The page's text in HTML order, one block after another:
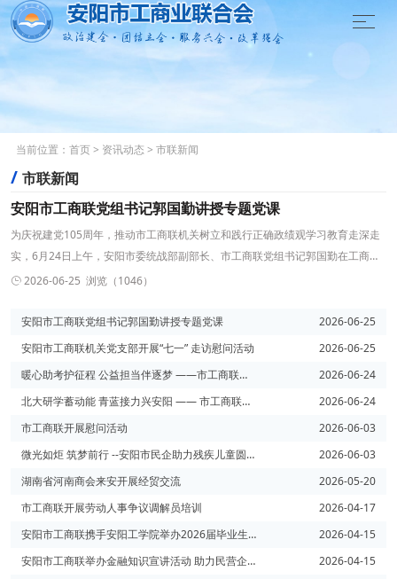

当前位置： 首页> 资讯动态 > 市联新闻
/ 市联新闻
安阳市工商联党组书记郭国勤讲授专题党课
为庆祝建党105周年，推动市工商联机关树立和践行正确政绩观学习教育走深走
实，6月24日上午，安阳市委统战部副部长、市工商联党组书记郭国勤在工商联
机关党支部讲授专题党课，围绕“树立正确政绩观，践行为企初心使命”这一主
际，深刻阐述了树立和践行正确政绩观的重要意义，通过生动案例教育大家什么
是正确的政绩观，同时要摒弃的错误政绩观。他强调
 2026-06-25 浏览（1046）
安阳市工商联党组书记郭国勤讲授专题党课
2026-06-25
安阳市工商联机关党支部开展“七一” 走访慰问活动
2026-06-25
暖心助考护征程 公益担当伴逐梦 ——市工商联组织多家商企开展中高考爱心助考志愿服务
2026-06-24
北大研学蓄动能 青蓝接力兴安阳 —— 市工商联举办安阳市年轻一代民营企业家北大高端培训班
2026-06-24
市工商联开展慰问活动
2026-06-03
微光如炬 筑梦前行 --安阳市民企助力残疾儿童圆梦微心愿
2026-06-03
湖南省河南商会来安开展经贸交流
2026-05-20
市工商联开展劳动人事争议调解员培训
2026-04-17
安阳市工商联携手安阳工学院举办2026届毕业生春季双选会
2026-04-15
安阳市工商联举办金融知识宣讲活动 助力民营企业高质量发展
2026-04-15